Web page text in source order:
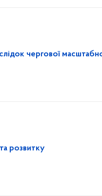
чергової
розвитку